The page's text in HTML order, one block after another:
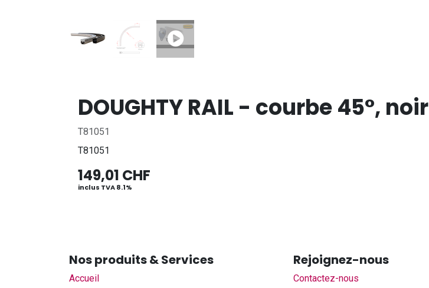
DOUGHTY RAIL - courbe 45°, noir
T81051
T81051
149,01 CHF
inclus TVA 8.1%
Nos produits & Services
Accueil
Rejoignez-nous
Contactez-nous